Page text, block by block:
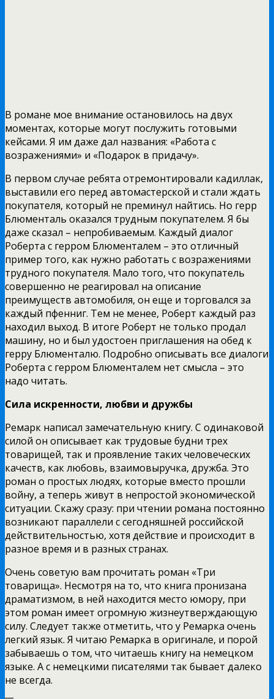
В романе мое внимание остановилось на двух
моментах, которые могут послужить готовыми
кейсами. Я им даже дал названия: «Работа с
возражениями» и «Подарок в придачу».
В первом случае ребята отремонтировали кадиллак,
выставили его перед автомастерской и стали ждать
покупателя, который не преминул найтись. Но герр
Блюменталь оказался трудным покупателем. Я бы
даже сказал – непробиваемым. Каждый диалог
Роберта с герром Блюменталем – это отличный
пример того, как нужно работать с возражениями
трудного покупателя. Мало того, что покупатель
совершенно не реагировал на описание
преимуществ автомобиля, он еще и торговался за
каждый пфенниг. Тем не менее, Роберт каждый раз
находил выход. В итоге Роберт не только продал
машину, но и был удостоен приглашения на обед к
герру Блюменталю. Подробно описывать все диалоги
Роберта с герром Блюменталем нет смысла – это
надо читать.
Сила искренности, любви и дружбы
Ремарк написал замечательную книгу. С одинаковой
силой он описывает как трудовые будни трех
товарищей, так и проявление таких человеческих
качеств, как любовь, взаимовыручка, дружба. Это
роман о простых людях, которые вместо прошли
войну, а теперь живут в непростой экономической
ситуации. Скажу сразу: при чтении романа постоянно
возникают параллели с сегодняшней российской
действительностью, хотя действие и происходит в
разное время и в разных странах.
Очень советую вам прочитать роман «Три
товарища». Несмотря на то, что книга пронизана
драматизмом, в ней находится место юмору, при
этом роман имеет огромную жизнеутверждающую
силу. Следует также отметить, что у Ремарка очень
легкий язык. Я читаю Ремарка в оригинале, и порой
забываешь о том, что читаешь книгу на немецком
языке. А с немецкими писателями так бывает далеко
не всегда.